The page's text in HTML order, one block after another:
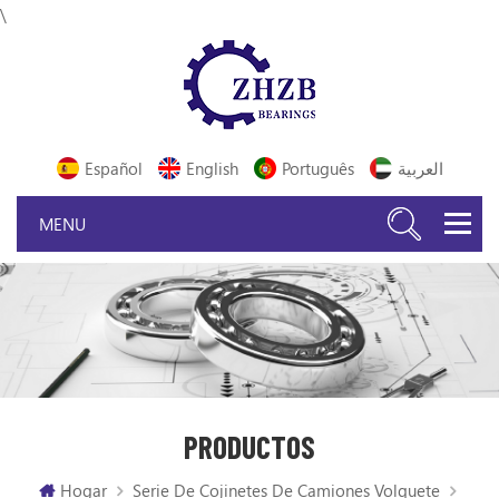
\
Español English Português العربية
PRODUCTOS
Hogar
Serie De Cojinetes De Camiones Volquete